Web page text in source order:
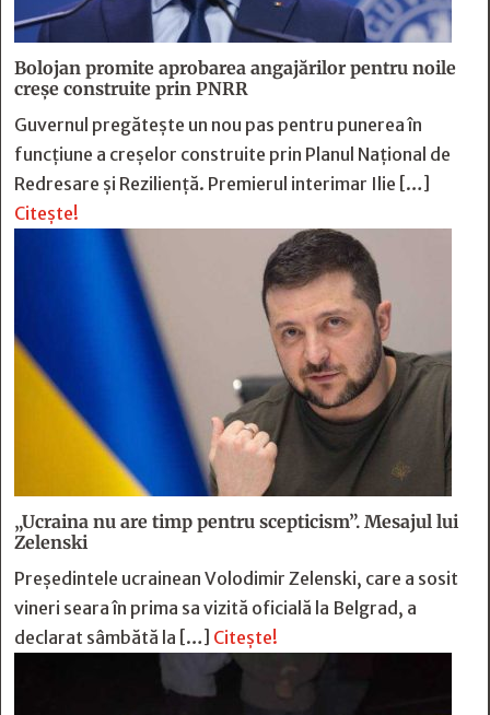
Bolojan promite aprobarea angajărilor pentru noile
creșe construite prin PNRR
Guvernul pregătește un nou pas pentru punerea în
funcțiune a creșelor construite prin Planul Național de
Redresare și Reziliență. Premierul interimar Ilie […]
Citește!
„Ucraina nu are timp pentru scepticism”. Mesajul lui
Zelenski
Preşedintele ucrainean Volodimir Zelenski, care a sosit
vineri seara în prima sa vizită oficială la Belgrad, a
declarat sâmbătă la […] Citește!